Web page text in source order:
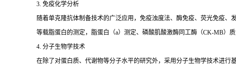
3. 免疫化学分析
随着单克隆抗体制备技术的广泛应用，免疫浊度法、酶免疫、荧光免疫
等载脂蛋白的测定，脂蛋白（a）测定、磷酸肌酸激酶同工酶（CK-MB）质
4. 分子生物学技术
在除了对蛋白质、代谢物等分子水平的研究外，采用分子生物学技术进行